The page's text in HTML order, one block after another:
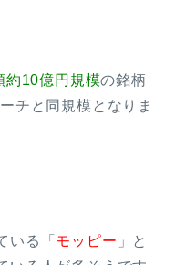
約10億円規模の銘柄
チと同規模となりま
いる「 モッピー 」と